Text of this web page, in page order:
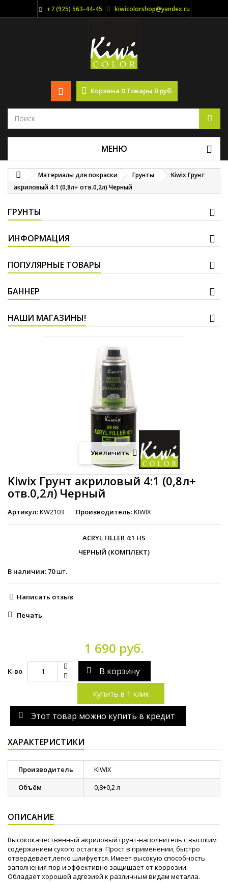
+7 (925) 563-44-45 kiwicolorshop@yandex.ru
Корзина 0 Товары 0 руб.
МЕНЮ
Материалы для покраски Грунты
Kiwix Грунт
акриловый 4:1 (0,8л+ отв.0,2л) Черный
ГРУНТЫ
ИНФОРМАЦИЯ
ПОПУЛЯРНЫЕ ТОВАРЫ
БАННЕР
НАШИ МАГАЗИНЫ!
Увеличить
Kiwix Грунт акриловый 4:1 (0,8л+
отв.0,2л) Черный
Артикул:KW2103 Производитель:KIWIX
ACRYL FILLER 4:1 HS
ЧЕРНЫЙ (КОМПЛЕКТ)
В наличии: 70шт.
Написать отзыв
Печать
1 690 руб.
К-во В корзину
Купить в 1 клик
Этот товар можно купить в кредит
ХАРАКТЕРИСТИКИ
Производитель
KIWIX
Объём
0,8+0,2 л
ОПИСАНИЕ
Высококачественный акриловый грунт-наполнитель с высоким
содержанием сухого остатка. Прост в применении, быстро
отвердевает,легко шлифуется. Имеет высокую способность
заполнения пор и эффективно защищает от коррозии.
Обладает хорошей адгезией к различным видам металла.